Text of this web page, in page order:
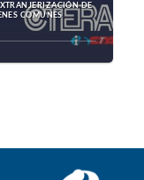
DE
COMUNES